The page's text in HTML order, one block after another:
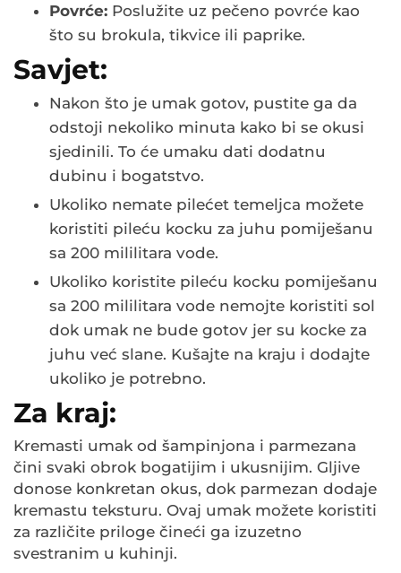
Povrće: Poslužite uz pečeno povrće kao
što su brokula, tikvice ili paprike.
Savjet:
Nakon što je umak gotov, pustite ga da
odstoji nekoliko minuta kako bi se okusi
sjedinili. To će umaku dati dodatnu
dubinu i bogatstvo.
Ukoliko nemate pilećet temeljca možete
koristiti pileću kocku za juhu pomiješanu
sa 200 mililitara vode.
Ukoliko koristite pileću kocku pomiješanu
sa 200 mililitara vode nemojte koristiti sol
dok umak ne bude gotov jer su kocke za
juhu već slane. Kušajte na kraju i dodajte
ukoliko je potrebno.
Za kraj:
Kremasti umak od šampinjona i parmezana
čini svaki obrok bogatijim i ukusnijim. Gljive
donose konkretan okus, dok parmezan dodaje
kremastu teksturu. Ovaj umak možete koristiti
za različite priloge čineći ga izuzetno
svestranim u kuhinji.